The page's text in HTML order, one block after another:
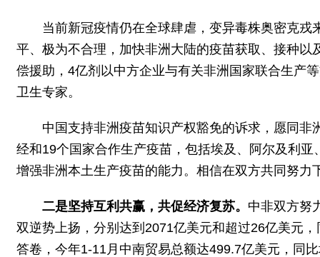
当前新冠疫情仍在全球肆虐，变异毒株奥密克戎
平、极为不合理，加快非洲大陆的疫苗获取、接种
偿援助，4亿剂以中方企业与有关非洲国家联合生产
卫生专家。
中国支持非洲疫苗知识产权豁免的诉求，愿同
经和19个国家合作生产疫苗，包括埃及、阿尔及利
增强非洲本土生产疫苗的能力。相信在双方共同努
二是坚持互利共赢，共促经济复苏。 中非双方努
双逆势上扬，分别达到2071亿美元和超过26亿美元
答卷，今年1-11月中南贸易总额达499.7亿美元，同